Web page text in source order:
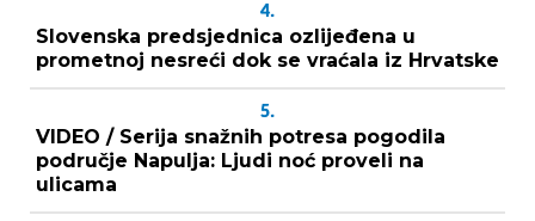
4.
Slovenska predsjednica ozlijeđena u
prometnoj nesreći dok se vraćala iz Hrvatske
5.
VIDEO / Serija snažnih potresa pogodila
područje Napulja: Ljudi noć proveli na
ulicama